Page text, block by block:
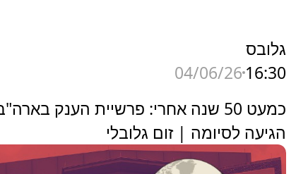
גלובס
16:30
04/06/26
כמעט 50 שנה אחרי: פרשיית הענק
הגיעה לסיומה | זום גלובלי